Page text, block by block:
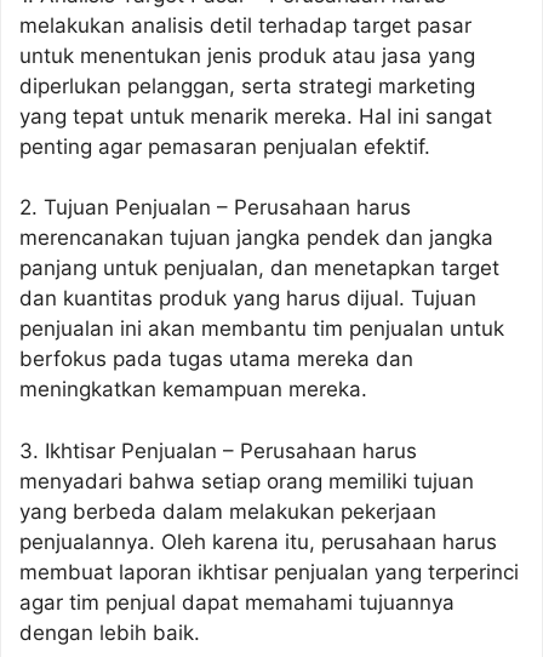
melakukan analisis detil terhadap target pasar
untuk menentukan jenis produk atau jasa yang
diperlukan pelanggan, serta strategi marketing
yang tepat untuk menarik mereka. Hal ini sangat
penting agar pemasaran penjualan efektif.
2. Tujuan Penjualan – Perusahaan harus
merencanakan tujuan jangka pendek dan jangka
panjang untuk penjualan, dan menetapkan target
dan kuantitas produk yang harus dijual. Tujuan
penjualan ini akan membantu tim penjualan untuk
berfokus pada tugas utama mereka dan
meningkatkan kemampuan mereka.
3. Ikhtisar Penjualan – Perusahaan harus
menyadari bahwa setiap orang memiliki tujuan
yang berbeda dalam melakukan pekerjaan
penjualannya. Oleh karena itu, perusahaan harus
membuat laporan ikhtisar penjualan yang terperinci
agar tim penjual dapat memahami tujuannya
dengan lebih baik.